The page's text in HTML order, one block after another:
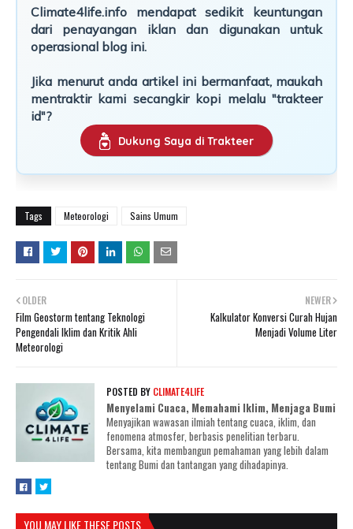
Climate4life.info mendapat sedikit keuntungan
dari penayangan iklan dan digunakan untuk
operasional blog ini.
Jika menurut anda artikel ini bermanfaat, maukah
mentraktir kami secangkir kopi melalu "trakteer
id"?
Dukung Saya di Trakteer
Tags Meteorologi Sains Umum
NEWER
Kalkulator Konversi Curah Hujan
Menjadi Volume Liter
OLDER
Film Geostorm tentang Teknologi
Pengendali Iklim dan Kritik Ahli
Meteorologi
POSTED BY CLIMATE4LIFE
Menyelami Cuaca, Memahami Iklim, Menjaga Bumi
Menyajikan wawasan ilmiah tentang cuaca, iklim, dan
fenomena atmosfer, berbasis penelitian terbaru.
Bersama, kita membangun pemahaman yang lebih dalam
tentang Bumi dan tantangan yang dihadapinya.
YOU MAY LIKE THESE POSTS